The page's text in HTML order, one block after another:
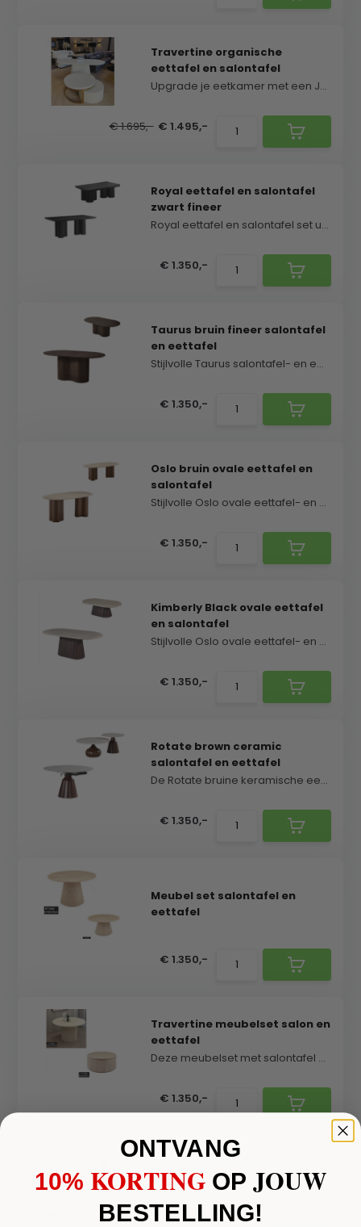
Travertine organische
eettafel en salontafel
Upgrade je eetkamer met een Japandi stijl eettafe...
€ 1.695,- € 1.495,-
Royal eettafel en salontafel
zwart fineer
Royal eettafel en salontafel set uitgevoerd in zwa...
€ 1.350,-
Taurus bruin fineer salontafel
en eettafel
Stijlvolle Taurus salontafel- en eettafelset uitge...
€ 1.350,-
Oslo bruin ovale eettafel en
salontafel
Stijlvolle Oslo ovale eettafel- en salontafelset i...
€ 1.350,-
Kimberly Black ovale eettafel
en salontafel
Stijlvolle Oslo ovale eettafel- en salontafelset i...
€ 1.350,-
Rotate brown ceramic
salontafel en eettafel
De Rotate bruine keramische eettafel vormt het har...
€ 1.350,-
Meubel set salontafel en
eettafel
€ 1.350,-
Travertine meubelset salon en
eettafel
Deze meubelset met salontafel en eettafel combinee...
€ 1.350,-
eettafel en salontafel
ONTVANG
10% KORTING OPJOUW
BESTELLING!